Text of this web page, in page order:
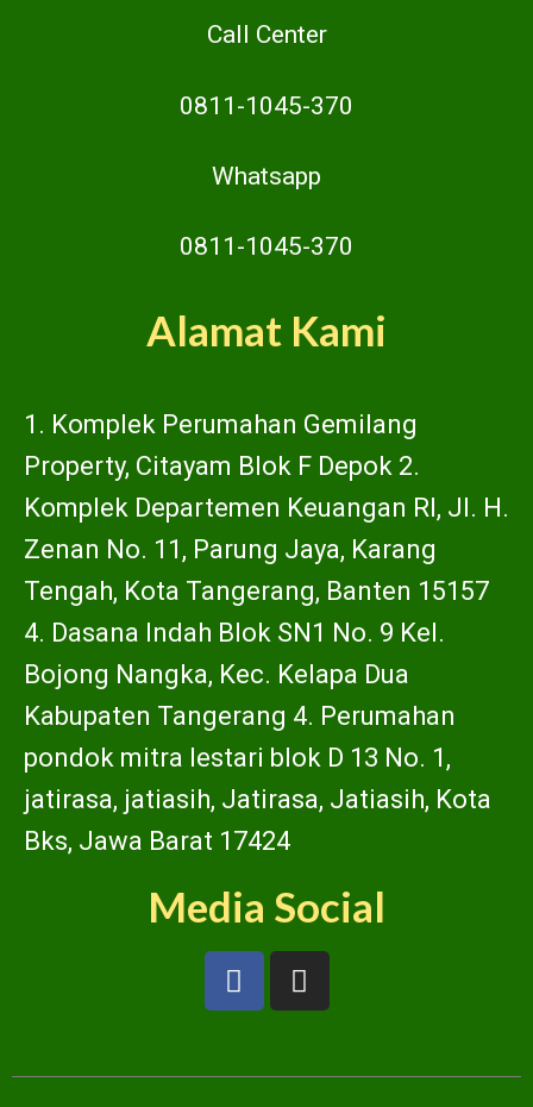
Call Center
0811-1045-370
Whatsapp
0811-1045-370
Alamat Kami
1. Komplek Perumahan Gemilang
Property, Citayam Blok F Depok 2.
Komplek Departemen Keuangan RI, Jl. H.
Zenan No. 11, Parung Jaya, Karang
Tengah, Kota Tangerang, Banten 15157
4. Dasana Indah Blok SN1 No. 9 Kel.
Bojong Nangka, Kec. Kelapa Dua
Kabupaten Tangerang 4. Perumahan
pondok mitra lestari blok D 13 No. 1,
jatirasa, jatiasih, Jatirasa, Jatiasih, Kota
Bks, Jawa Barat 17424
Media Social